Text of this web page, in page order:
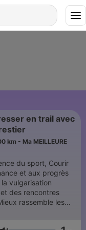
en trail avec
km - Ma MEILLEURE
du sport, Courir
et aux progrès
vulgarisation
des rencontres
rassemble les
et